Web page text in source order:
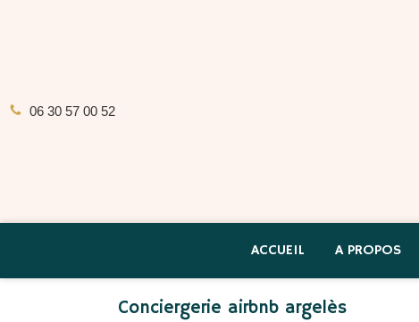
06 30 57 00 52
ACCUEIL A PROPOS
Conciergerie airbnb argelès